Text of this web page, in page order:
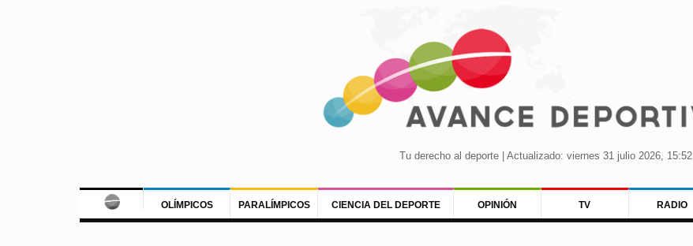
Tu derecho al deporte | Actualizado: viernes 31 julio 2026, 15:52
OLÍMPICOS PARALÍMPICOS CIENCIA DEL DEPORTE OPINIÓN TV RADIO